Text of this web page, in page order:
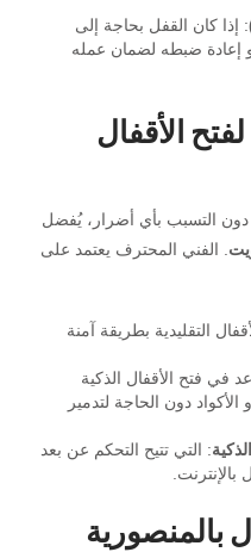
: إذا كان القفل بحاجة إلى
إعادة ضبطه لضمان عمله
الأقفال
التسبب بأي أضرار، يُفضل
. الفني المحترف يعتمد على
التقليدية بطريقة آمنة
في فتح الأقفال الذكية
الأكواد دون الحاجة لتدمير
: التي تتيح التحكم عن بعد
بالمنصورية